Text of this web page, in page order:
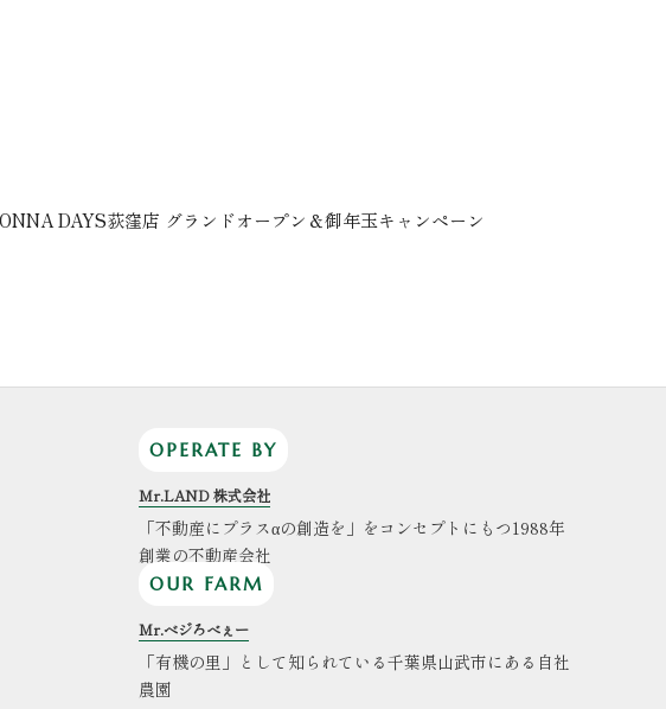
DAYS荻窪店 グランドオープン＆御年玉キャンペーン
OPERATE BY
Mr.LAND 株式会社
「不動産にプラスαの創造を」をコンセプトにもつ1988年
創業の不動産会社
OUR FARM
Mr.ベジろべぇー
「有機の里」として知られている千葉県山武市にある自社
農園